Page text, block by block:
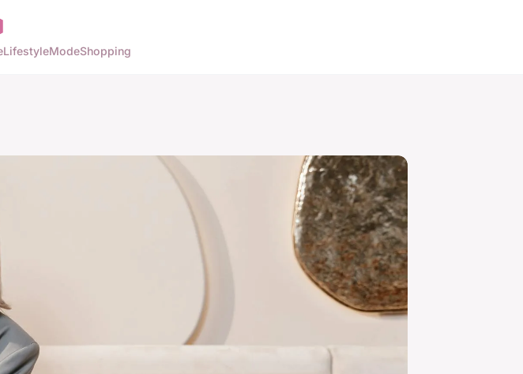
LifestyleModeShopping